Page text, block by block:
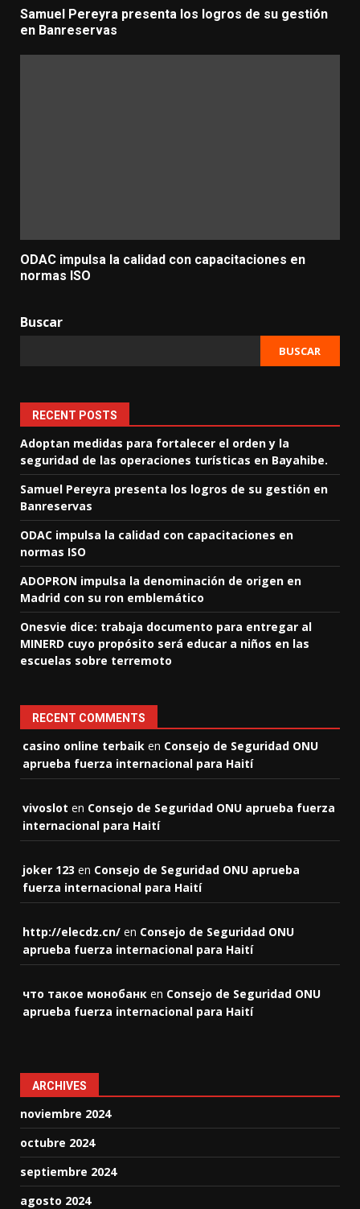
Samuel Pereyra presenta los logros de su gestión
en Banreservas
ODAC impulsa la calidad con capacitaciones en
normas ISO
Buscar
BUSCAR
RECENT POSTS
Adoptan medidas para fortalecer el orden y la
seguridad de las operaciones turísticas en Bayahibe.
Samuel Pereyra presenta los logros de su gestión en
Banreservas
ODAC impulsa la calidad con capacitaciones en
normas ISO
ADOPRON impulsa la denominación de origen en
Madrid con su ron emblemático
Onesvie dice: trabaja documento para entregar al
MINERD cuyo propósito será educar a niños en las
escuelas sobre terremoto
RECENT COMMENTS
casino online terbaik en Consejo de Seguridad ONU
aprueba fuerza internacional para Haití
vivoslot en Consejo de Seguridad ONU aprueba fuerza
internacional para Haití
joker 123 en Consejo de Seguridad ONU aprueba
fuerza internacional para Haití
http://elecdz.cn/ en Consejo de Seguridad ONU
aprueba fuerza internacional para Haití
что такое монобанк en Consejo de Seguridad ONU
aprueba fuerza internacional para Haití
ARCHIVES
noviembre 2024
octubre 2024
septiembre 2024
agosto 2024